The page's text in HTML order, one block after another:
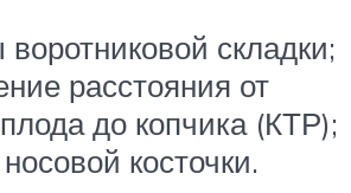
складки;
расстояния от
до копчика (КТР);
косточки.